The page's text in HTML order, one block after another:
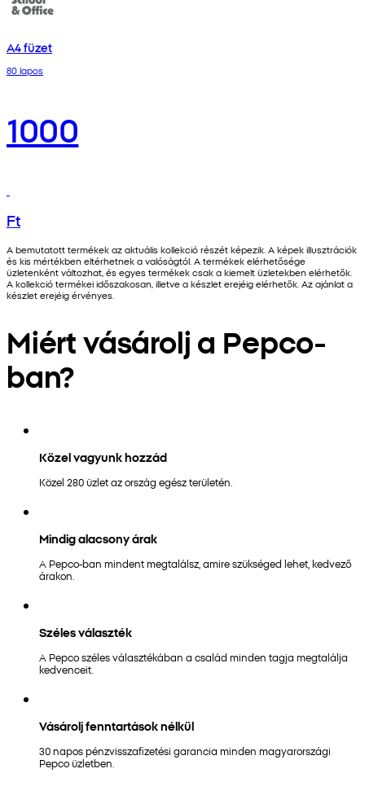
A4 füzet
80 lapos
1000
Ft
A bemutatott termékek az aktuális kollekció részét képezik. A képek illusztrációk
és kis mértékben eltérhetnek a valóságtól. A termékek elérhetősége
üzletenként változhat, és egyes termékek csak a kiemelt üzletekben elérhetők.
A kollekció termékei időszakosan, illetve a készlet erejéig elérhetők. Az ajánlat a
készlet erejéig érvényes.
Miért vásárolj a Pepco-
ban?
Közel vagyunk hozzád
Közel 280 üzlet az ország egész területén.
Mindig alacsony árak
A Pepco-ban mindent megtalálsz, amire szükséged lehet, kedvező
árakon.
Széles választék
A Pepco széles választékában a család minden tagja megtalálja
kedvenceit.
Vásárolj fenntartások nélkül
30 napos pénzvisszafizetési garancia minden magyarországi
Pepco üzletben.